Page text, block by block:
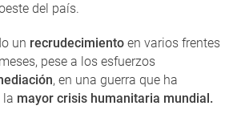
del país.
un recrudecimiento en varios frentes
pese a los esfuerzos
, en una guerra que ha
la mayor crisis humanitaria mundial.